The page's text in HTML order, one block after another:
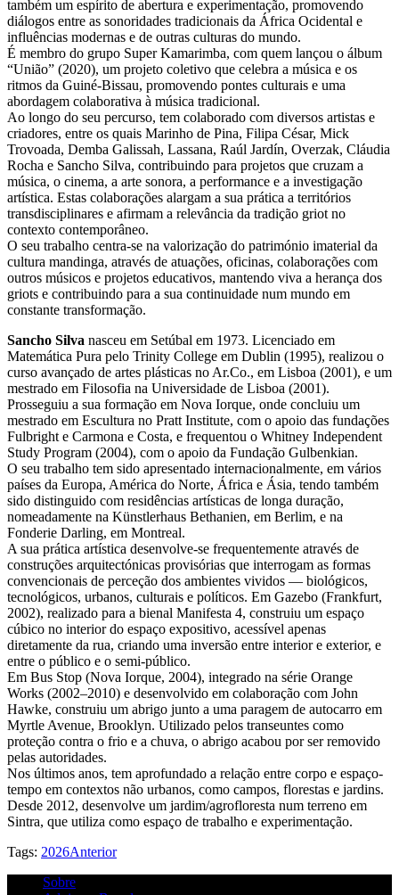
também um espírito de abertura e experimentação, promovendo
diálogos entre as sonoridades tradicionais da África Ocidental e
influências modernas e de outras culturas do mundo.
É membro do grupo Super Kamarimba, com quem lançou o álbum
“União” (2020), um projeto coletivo que celebra a música e os
ritmos da Guiné-Bissau, promovendo pontes culturais e uma
abordagem colaborativa à música tradicional.
Ao longo do seu percurso, tem colaborado com diversos artistas e
criadores, entre os quais Marinho de Pina, Filipa César, Mick
Trovoada, Demba Galissah, Lassana, Raúl Jardín, Overzak, Cláudia
Rocha e Sancho Silva, contribuindo para projetos que cruzam a
música, o cinema, a arte sonora, a performance e a investigação
artística. Estas colaborações alargam a sua prática a territórios
transdisciplinares e afirmam a relevância da tradição griot no
contexto contemporâneo.
O seu trabalho centra-se na valorização do património imaterial da
cultura mandinga, através de atuações, oficinas, colaborações com
outros músicos e projetos educativos, mantendo viva a herança dos
griots e contribuindo para a sua continuidade num mundo em
constante transformação.
Sancho Silva nasceu em Setúbal em 1973. Licenciado em
Matemática Pura pelo Trinity College em Dublin (1995), realizou o
curso avançado de artes plásticas no Ar.Co., em Lisboa (2001), e um
mestrado em Filosofia na Universidade de Lisboa (2001).
Prosseguiu a sua formação em Nova Iorque, onde concluiu um
mestrado em Escultura no Pratt Institute, com o apoio das fundações
Fulbright e Carmona e Costa, e frequentou o Whitney Independent
Study Program (2004), com o apoio da Fundação Gulbenkian.
O seu trabalho tem sido apresentado internacionalmente, em vários
países da Europa, América do Norte, África e Ásia, tendo também
sido distinguido com residências artísticas de longa duração,
nomeadamente na Künstlerhaus Bethanien, em Berlim, e na
Fonderie Darling, em Montreal.
A sua prática artística desenvolve-se frequentemente através de
construções arquitectónicas provisórias que interrogam as formas
convencionais de perceção dos ambientes vividos — biológicos,
tecnológicos, urbanos, culturais e políticos. Em Gazebo (Frankfurt,
2002), realizado para a bienal Manifesta 4, construiu um espaço
cúbico no interior do espaço expositivo, acessível apenas
diretamente da rua, criando uma inversão entre interior e exterior, e
entre o público e o semi-público.
Em Bus Stop (Nova Iorque, 2004), integrado na série Orange
Works (2002–2010) e desenvolvido em colaboração com John
Hawke, construiu um abrigo junto a uma paragem de autocarro em
Myrtle Avenue, Brooklyn. Utilizado pelos transeuntes como
proteção contra o frio e a chuva, o abrigo acabou por ser removido
pelas autoridades.
Nos últimos anos, tem aprofundado a relação entre corpo e espaço-
tempo em contextos não urbanos, como campos, florestas e jardins.
Desde 2012, desenvolve um jardim/agrofloresta num terreno em
Sintra, que utiliza como espaço de trabalho e experimentação.
Tags: 2026Anterior
Sobre